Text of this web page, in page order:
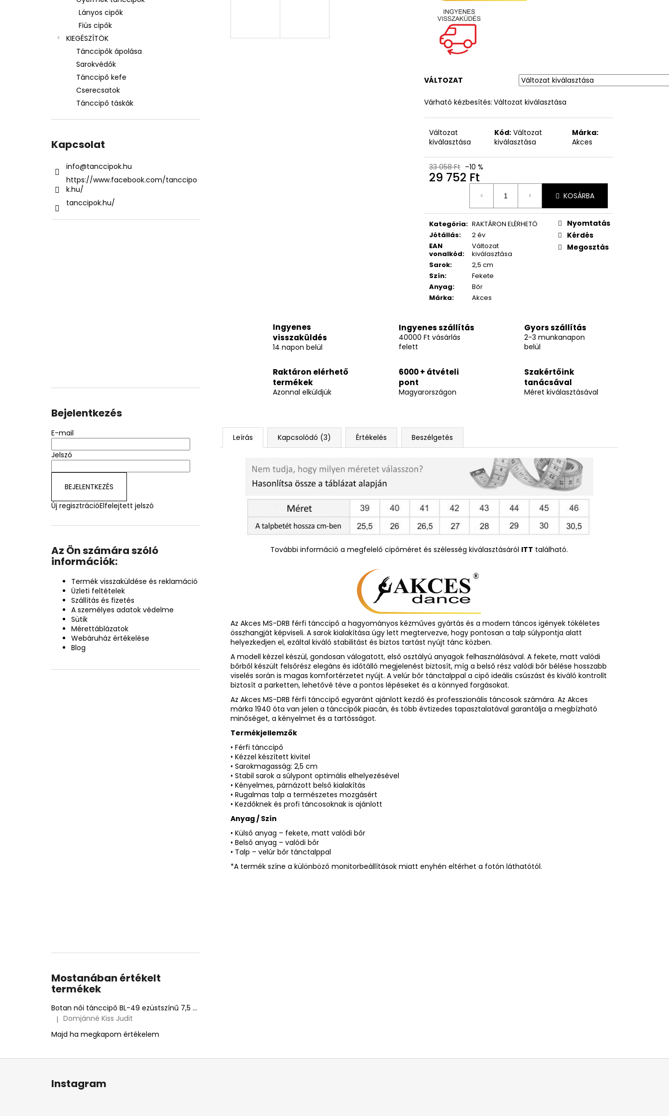
Lányos cipők
Fiús cipők
KIEGÉSZÍTÖK
Tánccipők ápolása
Sarokvédők
Tánccipő kefe
Cserecsatok
Tánccipő táskák
Kapcsolat
info@tanccipok.hu
https://www.facebook.com/tanccipo
k.hu/
tanccipok.hu/
Bejelentkezés
E-mail
Jelszó
BEJELENTKEZÉS
Új regisztrációElfelejtett jelszó
Az Ön számára szóló
információk:
Termék visszaküldése és reklamáció
Üzleti feltételek
Szállítás és fizetés
A személyes adatok védelme
Sütik
Mérettáblázatok
Webáruház értékelése
Blog
Mostanában értékelt
termékek
Botan női tánccipő BL-49 ezüstszínű 7,5 cm Flare
A termék értékelése 5-ből 5 csillag.
| Domjánné Kiss Judit
Majd ha megkapom értékelem
VÁLTOZAT
Várható kézbesítés: Változat kiválasztása
Változat
kiválasztása
Kód: Változat
kiválasztása
Márka:
Akces
33 058 Ft –10 %
29 752 Ft
KOSÁRBA
Kategória: RAKTÁRON ELÉRHETÖ
Jótállás:
2 év
EAN
vonalkód:
Változat
kiválasztása
Sarok:
2,5 cm
Szín:
Fekete
Anyag:
Bőr
Márka: Akces
Nyomtatás
Kérdés
Megosztás
Ingyenes
visszaküldés
14 napon belül
Ingyenes szállítás
40000 Ft vásárlás
felett
Gyors szállítás
2-3 munkanapon
belül
Raktáron elérhető
termékek
Azonnal elküldjük
6000 + átvételi
pont
Magyarországon
Szakértőink
tanácsával
Méret kiválasztásával
Leírás Kapcsolódó (3) Értékelés Beszélgetés
További információ a megfelelő cipőméret és szélesség kiválasztásáról ITT található.
Az Akces MS-DRB férfi tánccipő a hagyományos kézműves gyártás és a modern táncos igények tökéletes
összhangját képviseli. A sarok kialakítása úgy lett megtervezve, hogy pontosan a talp súlypontja alatt
helyezkedjen el, ezáltal kiváló stabilitást és biztos tartást nyújt tánc közben.
A modell kézzel készül, gondosan válogatott, első osztályú anyagok felhasználásával. A fekete, matt valódi
bőrből készült felsőrész elegáns és időtálló megjelenést biztosít, míg a belső rész valódi bőr bélése hosszabb
viselés során is magas komfortérzetet nyújt. A velúr bőr tánctalppal a cipő ideális csúszást és kiváló kontrollt
biztosít a parketten, lehetővé téve a pontos lépéseket és a könnyed forgásokat.
Az Akces MS-DRB férfi tánccipő egyaránt ajánlott kezdő és professzionális táncosok számára. Az Akces
márka 1940 óta van jelen a tánccipők piacán, és több évtizedes tapasztalatával garantálja a megbízható
minőséget, a kényelmet és a tartósságot.
Termékjellemzők
• Férfi tánccipő
• Kézzel készített kivitel
• Sarokmagasság: 2,5 cm
• Stabil sarok a súlypont optimális elhelyezésével
• Kényelmes, párnázott belső kialakítás
• Rugalmas talp a természetes mozgásért
• Kezdőknek és profi táncosoknak is ajánlott
Anyag / Szín
• Külső anyag – fekete, matt valódi bőr
• Belső anyag – valódi bőr
• Talp – velúr bőr tánctalppal
*A termék színe a különböző monitorbeállítások miatt enyhén eltérhet a fotón láthatótól.
L
Instagram